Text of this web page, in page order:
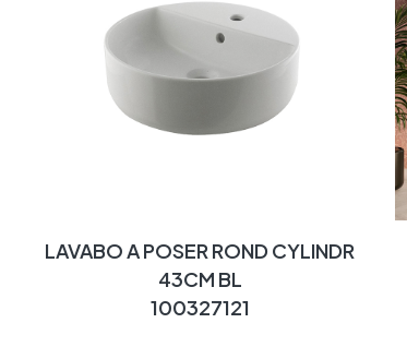
LAVABO A POSER ROND CYLINDR
43CM BL
100327121